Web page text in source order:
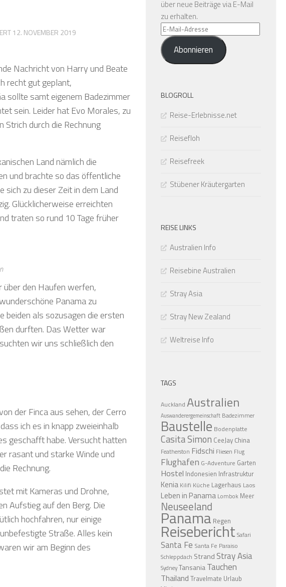
12. NOVEMBER 2019
Nachricht von Harry und Beate
recht gut geplant,
sollte samt eigenem Badezimmer
sein. Leider hat Evo Morales, zu
Strich durch die Rechnung
Land nämlich die
und brachte so das öffentliche
sich zu dieser Zeit in dem Land
Glücklicherweise erreichten
traten so rund 10 Tage früher
über den Haufen werfen,
Panama zu
beiden als sozusagen die ersten
durften. Das Wetter war
wir uns schließlich den
der Finca aus sehen, der Cerro
ich es in knapp zweieinhalb
geschafft habe. Versucht hatten
rasant und starke Winde und
Rechnung.
mit Kameras und Drohne,
Aufstieg auf den Berg. Die
hochfahren, nur einige
Straße. Alles kein
wir am Beginn des
über neue Beiträge via E-Mail
zu erhalten.
E-
Mail-
AdresseAbonnieren
BLOGROLL
Reise-Erlebnisse.net
Reisefloh
Reisefreek
Stübener Kräutergarten
REISE LINKS
Australien Info
Reisebine Australien
Stray Asia
Stray New Zealand
Weltreise Info
TAGS
Auckland Australien
Auswanderergemeinschaft Badezimmer
Baustelle Bodenplatte
Casita Simon CeeJay China
Featherston Fidschi Fliesen Flug
Flughafen G-Adventure Garten
Hostel Indonesien Infrastruktur
Kenia Kilifi Küche Lagerhaus Laos
Leben in Panama Lombok Meer
Neuseeland
Panama Regen
Reisebericht Safari
Santa Fe Santa Fe Paraiso
Schleppdach Strand Stray Asia
SydneyTansaniaTauchen
Thailand Travelmate Urlaub